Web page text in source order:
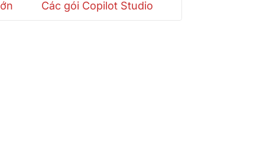
Các gói Copilot Studio